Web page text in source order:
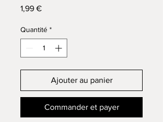
1,99 €Prix
Quantité *
Ajouter au panier
Commander et payer